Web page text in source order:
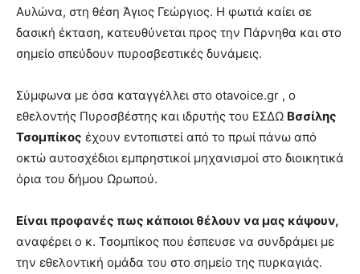
Αυλώνα, στη θέση Άγιος Γεώργιος. Η φωτιά καίει σε
δασική έκταση, κατευθύνεται προς την Πάρνηθα και στο
σημείο σπεύδουν πυροσβεστικές δυνάμεις.
Σύμφωνα με όσα καταγγέλλει στο otavoice.gr , ο
εθελοντής Πυροσβέστης και ιδρυτής του ΕΣΔΩ Βσσίλης
Τσομπίκος έχουν εντοπιστεί από το πρωί πάνω από
οκτώ αυτοσχέδιοι εμπρηστικοί μηχανισμοί στο διοικητικά
όρια του δήμου Ωρωπού.
Είναι προφανές πως κάποιοι θέλουν να μας κάψουν,
αναφέρει ο κ. Τσομπίκος που έσπευσε να συνδράμει με
την εθελοντική ομάδα του στο σημείο της πυρκαγιάς.